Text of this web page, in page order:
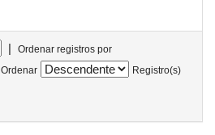
|
Ordenar registros por
Ordenar
Registro(s)